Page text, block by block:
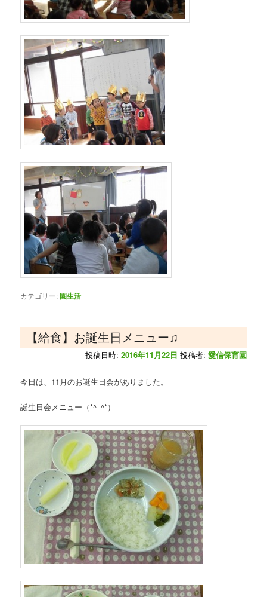
カテゴリー:園生活
【給食】お誕生日メニュー♫
投稿日時: 2016年11月22日 投稿者: 愛信保育園
今日は、11月のお誕生日会がありました。
誕生日会メニュー（*^_^*）